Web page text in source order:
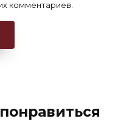
комментариев.